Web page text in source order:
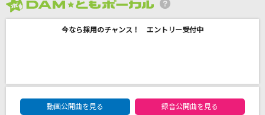
SAMURAI DRIVE
今なら採用のチャンス！ エントリー受付中
DAM★ともボーカルエントリーランキング
動画公開曲を見る
録音公開曲を見る